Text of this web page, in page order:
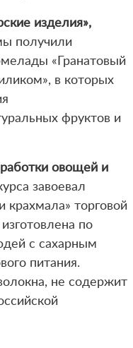
изделия»,
получили
«Гранатовый
в которых
фруктов и
овощей и
завоевал
крахмала» торговой
по
с сахарным
питания.
не содержит